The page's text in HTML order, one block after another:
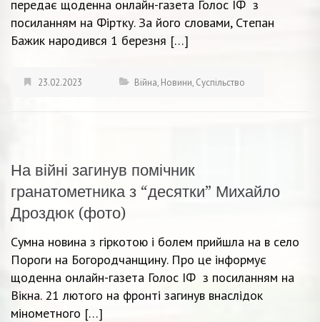
передає щоденна онлайн-газета Голос ІФ з
посиланням на Фіртку. За його словами, Степан
Бажик народився 1 березня […]
23.02.2023 Війна, Новини, Суспільство
На війні загинув помічник
гранатометника з “десятки” Михайло
Дроздюк (фото)
Сумна новина з гіркотою і болем прийшла на в село
Пороги на Богородчанщину. Про це інформує
щоденна онлайн-газета Голос ІФ з посиланням на
Вікна. 21 лютого на фронті загинув внаслідок
мінометного […]